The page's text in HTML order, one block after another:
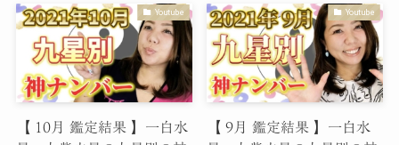
Youtube
【 10月 鑑定結果 】一白水
Youtube
【 9月 鑑定結果 】一白水